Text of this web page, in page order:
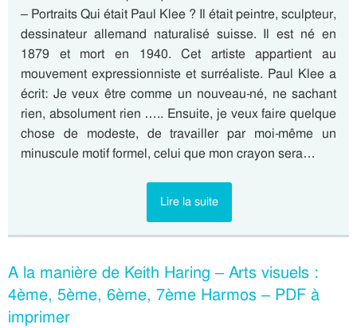
– Portraits Qui était Paul Klee ? Il était peintre, sculpteur,
dessinateur allemand naturalisé suisse. Il est né en
1879 et mort en 1940. Cet artiste appartient au
mouvement expressionniste et surréaliste. Paul Klee a
écrit: Je veux être comme un nouveau-né, ne sachant
rien, absolument rien ….. Ensuite, je veux faire quelque
chose de modeste, de travailler par moi-même un
minuscule motif formel, celui que mon crayon sera…
Lire la suite
A la manière de Keith Haring – Arts visuels :
4ème, 5ème, 6ème, 7ème Harmos – PDF à
imprimer